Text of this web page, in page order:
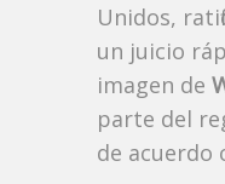
Unidos,
un juicio
imagen de
parte del
de acuerdo